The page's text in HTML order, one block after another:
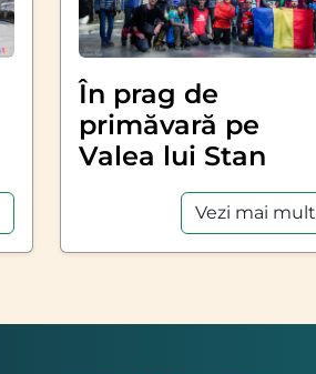
În prag de
primăvară pe
Valea lui Stan
Vezi mai mult